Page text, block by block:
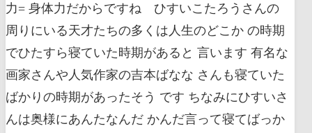
力= 身体力だからですね ひすいこたろうさんの
周りにいる天才たちの多くは人生のどこか の時期
でひたすら寝ていた時期があると 言います 有名な
画家さんや人気作家の吉本ばなな さんも寝ていた
ばかりの時期があったそう です ちなみにひすいさ
んは奥様にあんたなんだ かんだ言って寝てばっか